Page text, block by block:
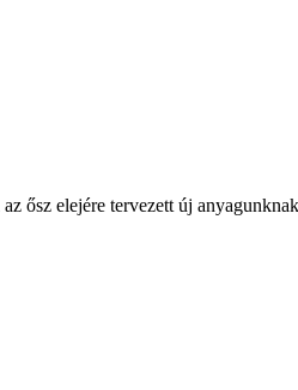
ősz elejére tervezett új